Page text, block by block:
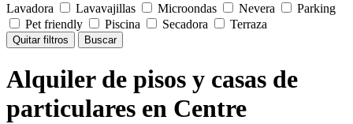
Lavadora
Lavavajillas Microondas Nevera
Parking
Pet friendly
Piscina Secadora Terraza
Quitar filtros Buscar
Alquiler de pisos y casas de
particulares en Centre